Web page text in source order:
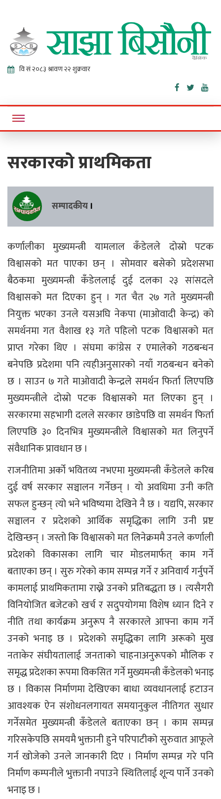
Sajha
Bisaunee
Online News Portal
सरकारको प्राथमिकता
सम्पादकीय ।
कर्णालीका मुख्यमन्त्री यामलाल कँडेलले दोस्रो पटक
विश्वासको मत पाएका छन् । सोमवार बसेको प्रदेशसभा
बैठकमा मुख्यमन्त्री कँडेललाई दुई दलका २३ सांसदले
विश्वासको मत दिएका हुन् । गत चैत २७ गते मुख्यमन्त्री
नियुक्त भएका उनले यसअघि नेकपा (माओवादी केन्द्र) को
समर्थनमा गत वैशाख १३ गते पहिलो पटक विश्वासको मत
प्राप्त गरेका थिए । संघमा कांग्रेस र एमालेको गठबन्धन
बनेपछि प्रदेशमा पनि त्यहीअनुसारको नयाँ गठबन्धन बनेको
छ । साउन ७ गते माओवादी केन्द्रले समर्थन फिर्ता लिएपछि
मुख्यमन्त्रीले दोस्रो पटक विश्वासको मत लिएका हुन् ।
सरकारमा सहभागी दलले सरकार छाडेपछि वा समर्थन फिर्ता
लिएपछि ३० दिनभित्र मुख्यमन्त्रीले विश्वासको मत लिनुपर्ने
संवैधानिक प्रावधान छ ।
राजनीतिमा अर्को भवितव्य नभएमा मुख्यमन्त्री कँडेलले करिब
दुई वर्ष सरकार सञ्चालन गर्नेछन् । यो अवधिमा उनी कति
सफल हुन्छन् त्यो भने भविष्यमा देखिने नै छ । यद्यपि, सरकार
सञ्चालन र प्रदेशको आर्थिक समृद्धिका लागि उनी प्रष्ट
देखिन्छन् । जस्तो कि विश्वासको मत लिनेक्रममै उनले कर्णाली
प्रदेशको विकासका लागि चार मोडलमार्फत् काम गर्ने
बताएका छन् । सुरु गरेको काम सम्पन्न गर्ने र अनिवार्य गर्नुपर्ने
कामलाई प्राथमिकतामा राख्ने उनको प्रतिबद्धता छ । त्यसैगरी
विनियोजित बजेटको खर्च र सदुपयोगमा विशेष ध्यान दिने र
नीति तथा कार्यक्रम अनुरूप नै सरकारले आफ्ना काम गर्ने
उनको भनाइ छ । प्रदेशको समृद्धिका लागि अरूको मुख
नताकेर संघीयतालाई जनताको चाहनाअनुरूपको मौलिक र
समृद्ध प्रदेशका रूपमा विकसित गर्ने मुख्यमन्त्री कँडेलको भनाइ
छ । विकास निर्माणमा देखिएका बाधा व्यवधानलाई हटाउन
आवश्यक ऐन संशोधनलगायत समयानुकुल नीतिगत सुधार
गर्नेसमेत मुख्यमन्त्री कँडेलले बताएका छन् । काम सम्पन्न
गरिसकेपछि समयमै भुक्तानी हुने परिपाटीको सुरुवात आफूले
गर्न खोजेको उनले जानकारी दिए । निर्माण सम्पन्न गरे पनि
निर्माण कम्पनीले भुक्तानी नपाउने स्थितिलाई शून्य पार्ने उनको
भनाइ छ ।